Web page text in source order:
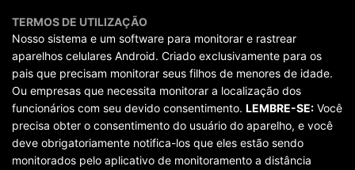
TERMOS DE UTILIZAÇÃO
Nosso sistema e um software para monitorar e rastrear
aparelhos celulares Android. Criado exclusivamente para os
pais que precisam monitorar seus filhos de menores de idade.
Ou empresas que necessita monitorar a localização dos
funcionários com seu devido consentimento. LEMBRE-SE: Você
precisa obter o consentimento do usuário do aparelho, e você
deve obrigatoriamente notifica-los que eles estão sendo
monitorados pelo aplicativo de monitoramento a distância